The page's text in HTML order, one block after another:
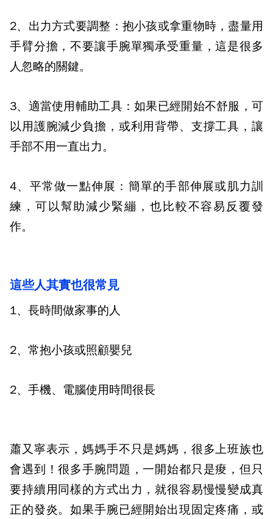
2、出力方式要調整： 抱小孩或拿重物時，盡量用
手臂分擔，不要讓手腕單獨承受重量，這是很多
人忽略的關鍵。
3、適當使用輔助工具：如果已經開始不舒服，可
以用護腕減少負擔，或利用背帶、支撐工具，讓
手部不用一直出力。
4、平常做一點伸展： 簡單的手部伸展或肌力訓
練，可以幫助減少緊繃，也比較不容易反覆發
作。
這些人其實也很常見
1、長時間做家事的人
2、常抱小孩或照顧嬰兒
2、手機、電腦使用時間很長
蕭又寧表示，媽媽手不只是媽媽，很多上班族也
會遇到！很多手腕問題，一開始都只是痠，但只
要持續用同樣的方式出力，就很容易慢慢變成真
正的發炎。如果手腕已經開始出現固定疼痛，或